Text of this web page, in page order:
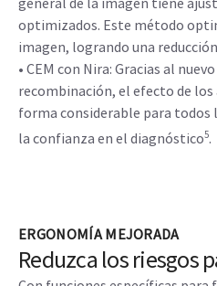
manualmente la escala de
aumenta la confianza de los
imágenes 2D.
• 3D con la versión 3 de ASiR:
tomosíntesis de Senographe
visibilidad de las
Motion Correction (corrección
optimizados. Este método
imagen, logrando una
• CEM con Nira: Gracias al